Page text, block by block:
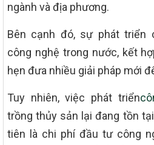
ngành và địa phương.
Bên cạnh đó, sự phát triển
công nghệ trong nước, kết
hẹn đưa nhiều giải pháp mới
Tuy nhiên, việc phát triển
trồng thủy sản lại đang tồn
tiên là chi phí đầu tư công